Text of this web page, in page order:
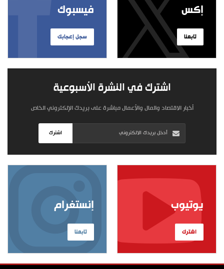
فيسبوك
سجل إعجابك
إكس
تابعنا
اشترك في النشرة الأسبوعية
أخبار الاقتصاد والمال والأعمال مباشرة على بريدك الإلكتروني الخاص
اشترك
إنستغرام
تابعنا
يوتيوب
اشترك